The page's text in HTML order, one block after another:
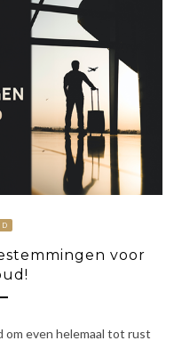
voor
om even helemaal tot rust